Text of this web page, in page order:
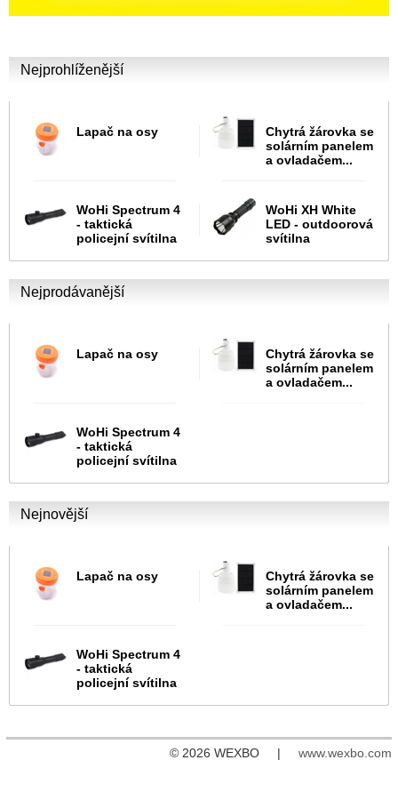
Nejprohlíženější
Lapač na osy
Chytrá žárovka se
solárním panelem
a ovladačem...
WoHi Spectrum 4
- taktická
policejní svítilna
WoHi XH White
LED - outdoorová
svítilna
Nejprodávanější
Lapač na osy
Chytrá žárovka se
solárním panelem
a ovladačem...
WoHi Spectrum 4
- taktická
policejní svítilna
Nejnovější
Lapač na osy
Chytrá žárovka se
solárním panelem
a ovladačem...
WoHi Spectrum 4
- taktická
policejní svítilna
© 2026 WEXBO | www.wexbo.com